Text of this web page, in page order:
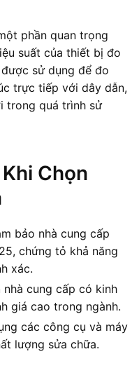
phần quan trọng
suất của thiết bị đo
sử dụng để đo
trực tiếp với dây dẫn,
trong quá trình sử
Chọn
bảo nhà cung cấp
chứng tỏ khả năng
xác.
nhà cung cấp có kinh
giá cao trong ngành.
các công cụ và máy
lượng sửa chữa.